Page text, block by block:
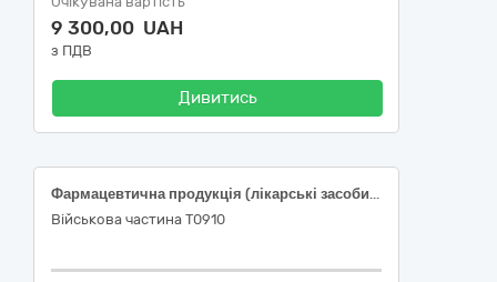
9 300,00 UAH
з ПДВ
Дивитись
Фармацевтична продукція (лікарські засоби різні)
Військова частина Т0910